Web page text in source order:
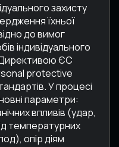
захисту
їхньої
до вимог
індивідуального
Директивою ЄС
protective
У процесі
параметри:
впливів (удар,
температурних
опір діям